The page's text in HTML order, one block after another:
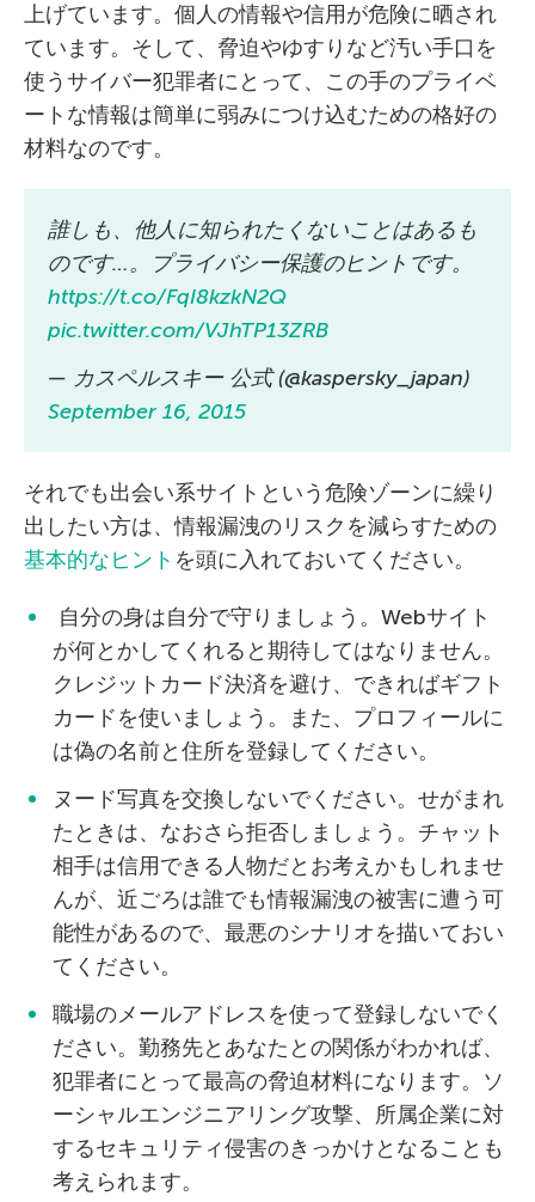
上げています。個人の情報や信用が危険に晒され
ています。そして、脅迫やゆすりなど汚い手口を
使うサイバー犯罪者にとって、この手のプライベ
ートな情報は簡単に弱みにつけ込むための格好の
材料なのです。
誰しも、他人に知られたくないことはあるも
のです…。プライバシー保護のヒントです。
https://t.co/FqI8kzkN2Q
pic.twitter.com/VJhTP13ZRB
— カスペルスキー 公式 (@kaspersky_japan)
September 16, 2015
それでも出会い系サイトという危険ゾーンに繰り
出したい方は、情報漏洩のリスクを減らすための
基本的なヒント を頭に入れておいてください。
自分の身は自分で守りましょう。Webサイト
が何とかしてくれると期待してはなりません。
クレジットカード決済を避け、できればギフト
カードを使いましょう。また、プロフィールに
は偽の名前と住所を登録してください。
ヌード写真を交換しないでください。せがまれ
たときは、なおさら拒否しましょう。チャット
相手は信用できる人物だとお考えかもしれませ
んが、近ごろは誰でも情報漏洩の被害に遭う可
能性があるので、最悪のシナリオを描いておい
てください。
職場のメールアドレスを使って登録しないでく
ださい。勤務先とあなたとの関係がわかれば、
犯罪者にとって最高の脅迫材料になります。ソ
ーシャルエンジニアリング攻撃、所属企業に対
するセキュリティ侵害のきっかけとなることも
考えられます。